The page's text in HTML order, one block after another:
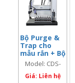
Bộ Purge &
Trap cho
mẫu rắn + Bộ
Autosample
r cho mẫu
lỏng và rắn,
Model: CDS-
7450
Giá: Liên hệ